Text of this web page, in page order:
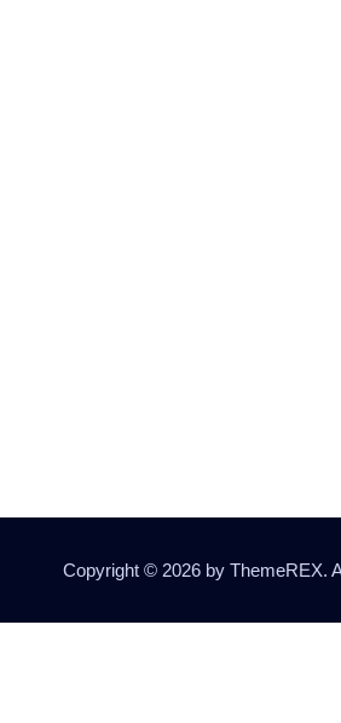
Copyright © 2026 by ThemeREX.